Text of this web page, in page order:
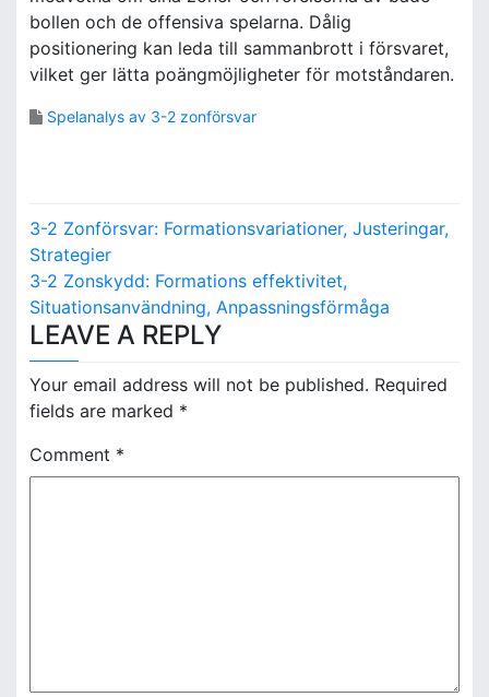
bollen och de offensiva spelarna. Dålig
positionering kan leda till sammanbrott i försvaret,
vilket ger lätta poängmöjligheter för motståndaren.
Spelanalys av 3-2 zonförsvar
P
o
s
t
n
a
v
3-2 Zonförsvar: Formationsvariationer, Justeringar,
Strategier
3-2 Zonskydd: Formations effektivitet,
Situationsanvändning, Anpassningsförmåga
LEAVE A REPLY
Your email address will not be published. Required
fields are marked *
Comment *